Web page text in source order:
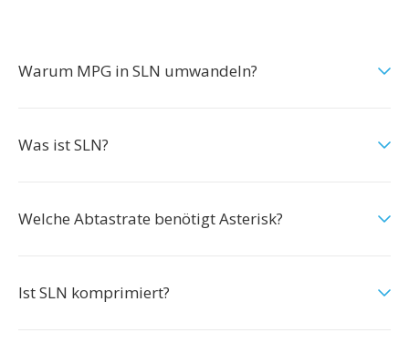
Warum MPG in SLN umwandeln?
Was ist SLN?
Welche Abtastrate benötigt Asterisk?
Ist SLN komprimiert?